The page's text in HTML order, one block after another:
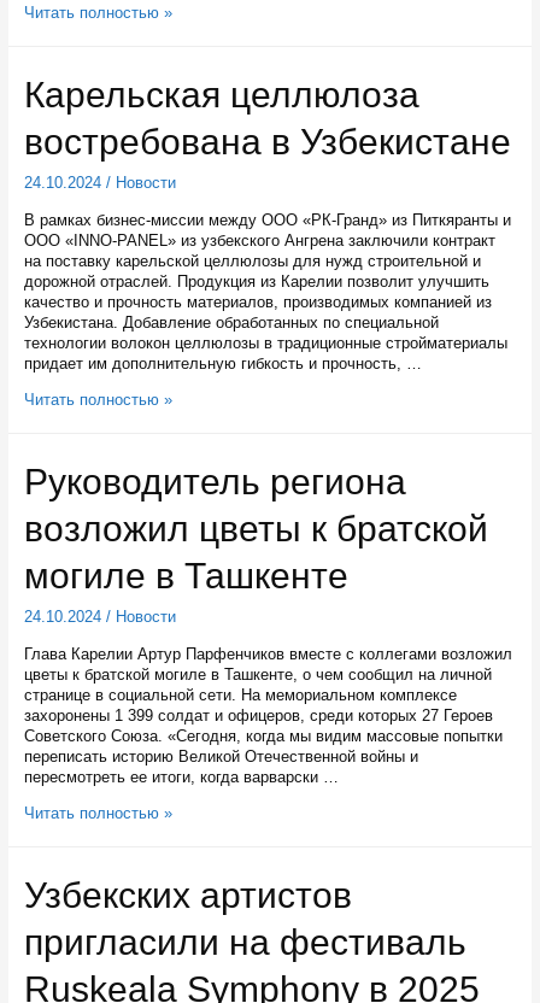
Артур
Премьер-
министром
Республики
Узбекистан
Абдуллой
варианты
партнерства
Читать полностью »
Карельская целлюлоза
востребована в Узбекистане
24.10.2024/ Новости
В рамках бизнес-миссии между ООО «РК-Гранд» из Питкяранты и
ООО «INNO-PANEL» из узбекского Ангрена заключили контракт
на поставку карельской целлюлозы для нужд строительной и
дорожной отраслей. Продукция из Карелии позволит улучшить
качество и прочность материалов, производимых компанией из
Узбекистана. Добавление обработанных по специальной
технологии волокон целлюлозы в традиционные стройматериалы
придает им дополнительную гибкость и прочность, …
Карельская
Узбекистане
Читать полностью »
Руководитель региона
возложил цветы к братской
могиле в Ташкенте
24.10.2024/ Новости
Глава Карелии Артур Парфенчиков вместе с коллегами возложил
цветы к братской могиле в Ташкенте, о чем сообщил на личной
странице в социальной сети. На мемориальном комплексе
захоронены 1 399 солдат и офицеров, среди которых 27 Героев
Советского Союза. «Сегодня, когда мы видим массовые попытки
переписать историю Великой Отечественной войны и
пересмотреть ее итоги, когда варварски …
Руководитель
к
братской
могиле
в
Ташкенте
Читать полностью »
Узбекских артистов
пригласили на фестиваль
Ruskeala Symphony в 2025